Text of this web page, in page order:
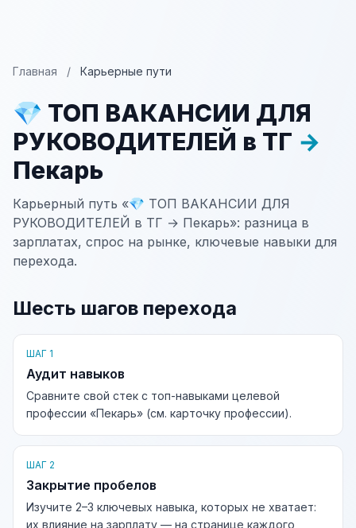
Главная / Карьерные пути
💎 ТОП ВАКАНСИИ ДЛЯ
РУКОВОДИТЕЛЕЙ в ТГ →
Пекарь
Карьерный путь «💎 ТОП ВАКАНСИИ ДЛЯ
РУКОВОДИТЕЛЕЙ в ТГ → Пекарь»: разница в
зарплатах, спрос на рынке, ключевые навыки для
перехода.
Шесть шагов перехода
ШАГ 1
Аудит навыков
Сравните свой стек с топ-навыками целевой
профессии «Пекарь» (см. карточку профессии).
ШАГ 2
Закрытие пробелов
Изучите 2–3 ключевых навыка, которых не хватает:
их влияние на зарплату — на странице каждого